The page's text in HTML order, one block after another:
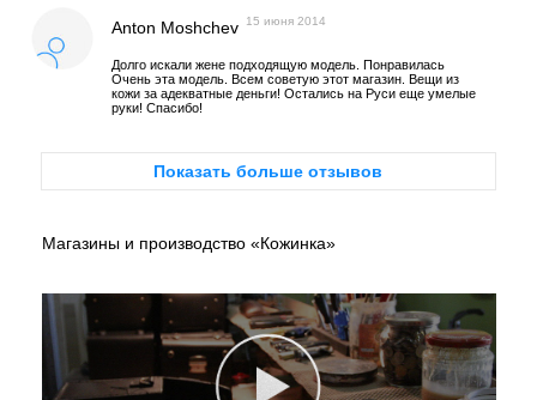
Anton Moshchev 15 июня 2014
Долго искали жене подходящую модель. Понравилась
Очень эта модель. Всем советую этот магазин. Вещи из
кожи за адекватные деньги! Остались на Руси еще умелые
руки! Спасибо!
Показать больше отзывов
Магазины и производство «Кожинка»